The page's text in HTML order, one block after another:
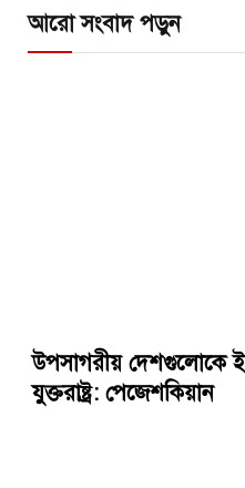
আরো সংবাদ পড়ুন
উপসাগরীয় দেশগুলোকে
যুক্তরাষ্ট্র: পেজেশকিয়ান